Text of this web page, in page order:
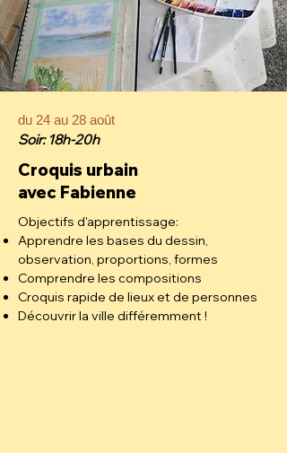
du 24 au 28 août
Soir: 18h-20h
Croquis urbain
avec Fabienne
Objectifs d'apprentissage:
Apprendre les bases du dessin,
observation, proportions, formes
Comprendre les compositions
Croquis rapide de lieux et de personnes
Découvrir la ville différemment !